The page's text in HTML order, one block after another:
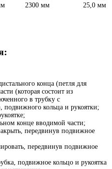
2300 мм 25,0 мм
конца (петля для
(которая состоит из
в трубку с
кольца и рукоятки;
конце вводимой части;
передвинув подвижное
передвинув подвижное
подвижное кольцо и рукоятка